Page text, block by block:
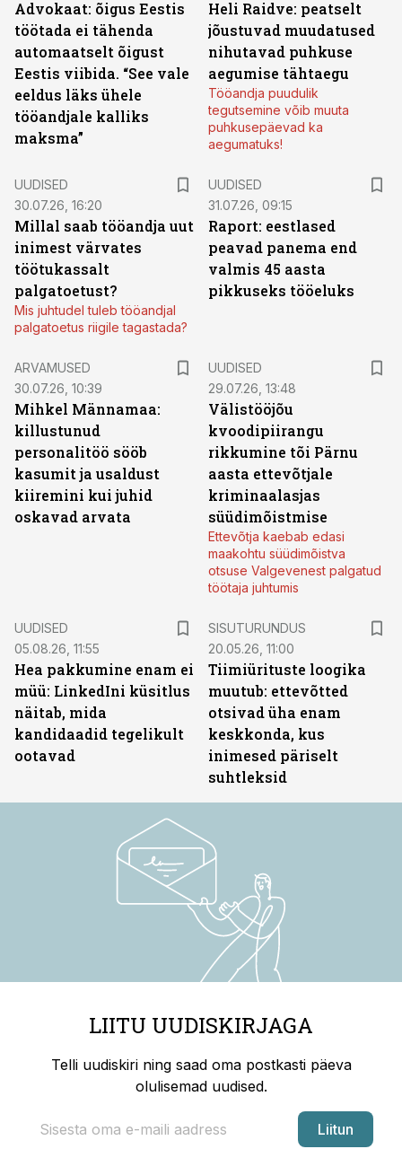
Advokaat: õigus Eestis
töötada ei tähenda
automaatselt õigust
Eestis viibida. “See vale
eeldus läks ühele
tööandjale kalliks
maksma”
Heli Raidve: peatselt
jõustuvad muudatused
nihutavad puhkuse
aegumise tähtaegu
Tööandja puudulik
tegutsemine võib muuta
puhkusepäevad ka
aegumatuks!
UUDISED
30.07.26, 16:20
Millal saab tööandja uut
inimest värvates
töötukassalt
palgatoetust?
Mis juhtudel tuleb tööandjal
palgatoetus riigile tagastada?
UUDISED
31.07.26, 09:15
Raport: eestlased
peavad panema end
valmis 45 aasta
pikkuseks tööeluks
ARVAMUSED
30.07.26, 10:39
Mihkel Männamaa:
killustunud
personalitöö sööb
kasumit ja usaldust
kiiremini kui juhid
oskavad arvata
UUDISED
29.07.26, 13:48
Välistööjõu
kvoodipiirangu
rikkumine tõi Pärnu
aasta ettevõtjale
kriminaalasjas
süüdimõistmise
Ettevõtja kaebab edasi
maakohtu süüdimõistva
otsuse Valgevenest palgatud
töötaja juhtumis
UUDISED
05.08.26, 11:55
Hea pakkumine enam ei
müü: LinkedIni küsitlus
näitab, mida
kandidaadid tegelikult
ootavad
SISUTURUNDUS
20.05.26, 11:00
Tiimiürituste loogika
muutub: ettevõtted
otsivad üha enam
keskkonda, kus
inimesed päriselt
suhtleksid
LIITU UUDISKIRJAGA
Telli uudiskiri ning saad oma postkasti päeva
olulisemad uudised.
Liitun